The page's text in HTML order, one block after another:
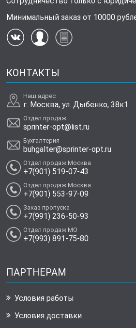
Минимальный заказ от 10000
КОНТАКТЫ
Наш адрес
г. Москва, ул. Дыбенко, 38к1
Отдел продаж
sprinter-opt@list.ru
Бухгалтерия
buhgalter@sprinter-opt.ru
Отдел продаж Москва
+7(901) 519-07-43
Отдел продаж Москва
+7(901) 553-97-09
Заказ пропуска
+7(991) 236-50-93
Отдел продаж МО
+7(993) 891-75-80
ПАРТНЕРАМ
Условия работы
Условия доставки